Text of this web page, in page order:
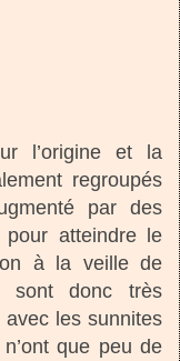
l’origine et la
regroupés
par des
pour atteindre le
à la veille de
sont donc très
avec les sunnites
que peu de